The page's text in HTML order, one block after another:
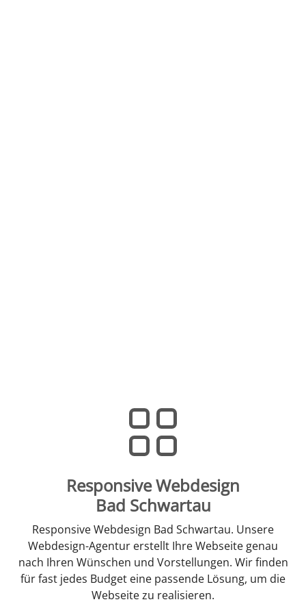
Responsive Webdesign
Bad Schwartau
Responsive Webdesign Bad Schwartau. Unsere
Webdesign-Agentur erstellt Ihre Webseite genau
nach Ihren Wünschen und Vorstellungen. Wir finden
für fast jedes Budget eine passende Lösung, um die
Webseite zu realisieren.